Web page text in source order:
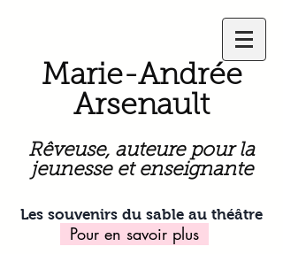
Marie-Andrée
Arsenault
Rêveuse, auteure pour la
jeunesse et enseignante
Les souvenirs du sable au théâtre
Pour en savoir plus